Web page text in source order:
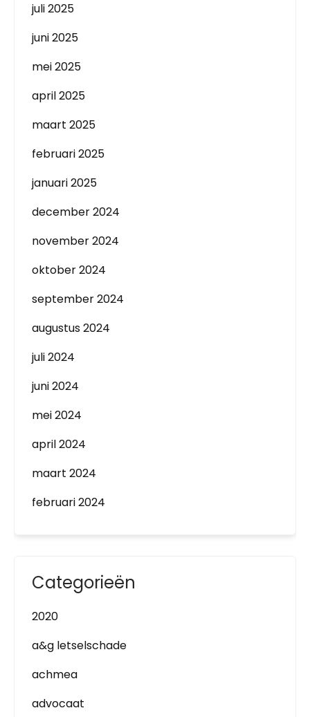
juli 2025
juni 2025
mei 2025
april 2025
maart 2025
februari 2025
januari 2025
december 2024
november 2024
oktober 2024
september 2024
augustus 2024
juli 2024
juni 2024
mei 2024
april 2024
maart 2024
februari 2024
Categorieën
2020
a&g letselschade
achmea
advocaat